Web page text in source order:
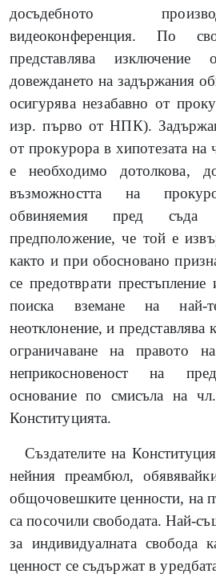
досъдебното
видеоконференция. По
представлява
довеждането на задържания
осигурява незабавно от
изр. първо от НПК).
от прокурора в хипотезата
е необходимо дотолкова,
възможността на
обвиняемия пред съда
предположение, че той е
както и при обосновано
се предотврати
поиска вземане на най-
неотклонение, и представлява
ограничаване на правото
неприкосновеност на
основание по смисъла на
Конституцията.
Създателите на
нейния преамбюл,
общочовешките ценности, на
са посочили свободата. Най-
за индивидуалната свобода
ценност се съдържат в